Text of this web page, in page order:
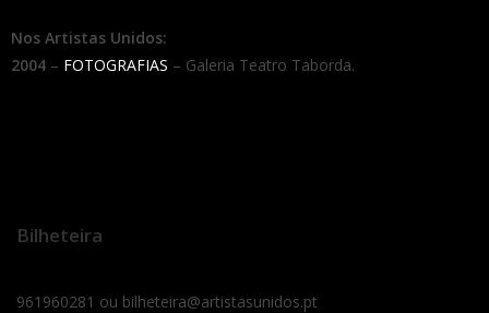
Nos Artistas Unidos:
2004 – FOTOGRAFIAS – Galeria Teatro Taborda.
Bilheteira
961960281 ou bilheteira@artistasunidos.pt